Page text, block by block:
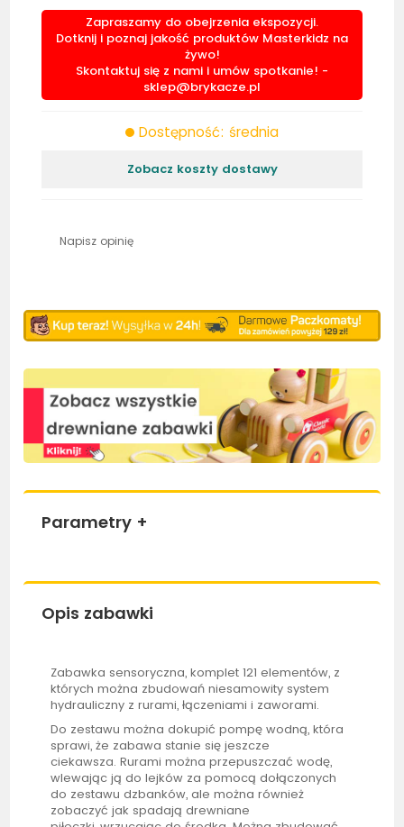
Zapraszamy do obejrzenia ekspozycji.
Dotknij i poznaj jakość produktów Masterkidz na
żywo!
Skontaktuj się z nami i umów spotkanie! -
sklep@brykacze.pl
Dostępność: średnia
Zobacz koszty dostawy
Napisz opinię
Parametry +
Opis zabawki
Zabawka sensoryczna, komplet 121 elementów, z
których można zbudowań niesamowity system
hydrauliczny z rurami, łączeniami i zaworami.
Do zestawu można dokupić pompę wodną, która
sprawi, że zabawa stanie się jeszcze
ciekawsza. Rurami można przepuszczać wodę,
wlewając ją do lejków za pomocą dołączonych
do zestawu dzbanków, ale można również
zobaczyć jak spadają drewniane